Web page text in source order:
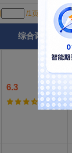
/1页)
综合评分
6.3